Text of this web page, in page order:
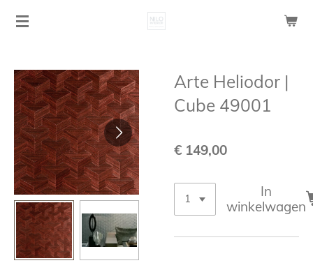
Ga
de
hoofdinhoud
Arte Heliodor |
Cube 49001
€ 149,00
In
winkelwagen